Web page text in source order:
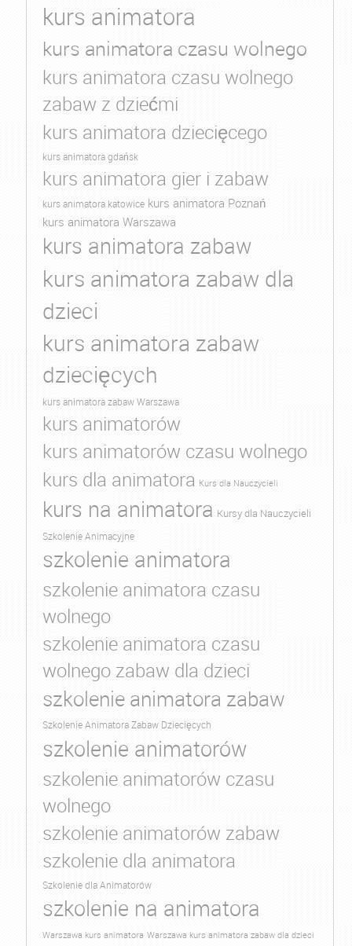
kurs animatora
kurs animatora czasu wolnego
kurs animatora czasu wolnego
zabaw z dziećmi
kurs animatora dziecięcego
kurs animatora gdańsk
kurs animatora gier i zabaw
kurs animatora katowice kurs animatora Poznań
kurs animatora Warszawa
kurs animatora zabaw
kurs animatora zabaw dla
dzieci
kurs animatora zabaw
dziecięcych
kurs animatora zabaw Warszawa
kurs animatorów
kurs animatorów czasu wolnego
kurs dla animatora Kurs dla Nauczycieli
kurs na animatora Kursy dla Nauczycieli
Szkolenie Animacyjne
szkolenie animatora
szkolenie animatora czasu
wolnego
szkolenie animatora czasu
wolnego zabaw dla dzieci
szkolenie animatora zabaw
Szkolenie Animatora Zabaw Dziecięcych
szkolenie animatorów
szkolenie animatorów czasu
wolnego
szkolenie animatorów zabaw
szkolenie dla animatora
Szkolenie dla Animatorów
szkolenie na animatora
Warszawa kurs animatora Warszawa kurs animatora zabaw dla dzieci